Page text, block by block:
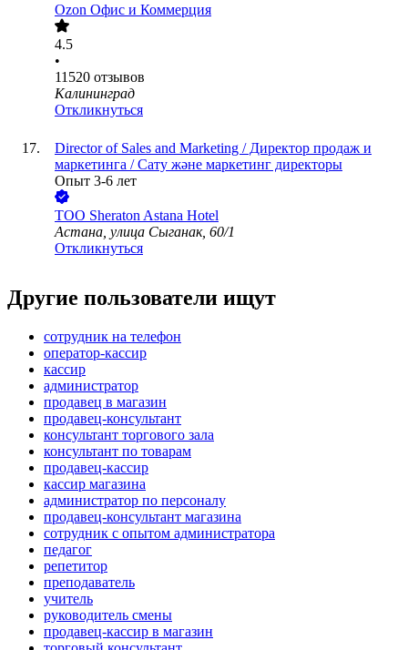
Ozon Офис и Коммерция
4.5
•
11520 отзывов
Калининград
Откликнуться
Director of Sales and Marketing / Директор продаж и
маркетинга / Сату және маркетинг директоры
Опыт 3-6 лет
ТОО Sheraton Astana Hotel
Астана, улица Сыганак, 60/1
Откликнуться
Другие пользователи ищут
сотрудник на телефон
оператор-кассир
кассир
администратор
продавец в магазин
продавец-консультант
консультант торгового зала
консультант по товарам
продавец-кассир
кассир магазина
администратор по персоналу
продавец-консультант магазина
сотрудник с опытом администратора
педагог
репетитор
преподаватель
учитель
руководитель смены
продавец-кассир в магазин